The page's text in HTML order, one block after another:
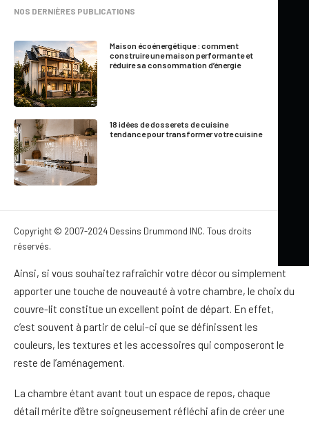
NOS DERNIÈRES PUBLICATIONS
Maison écoénergétique : comment
construire une maison performante et
réduire sa consommation d’énergie
18 idées de dosserets de cuisine
tendance pour transformer votre cuisine
Copyright © 2007-2024 Dessins Drummond INC. Tous droits
réservés.
11 Minutes | Mis à jour le 20 juin 2026
Comment choisir un couvre-lit
pour une chambre
harmonieuse?
Le couvre-lit est souvent l’élément qui donne le ton à toute la
texturé ou inspiré du style scandinave, il influence
immédiatement l’ambiance de la pièce.
Ainsi, si vous souhaitez rafraîchir votre décor ou simplement
apporter une touche de nouveauté à votre chambre, le choix du
couvre-lit constitue un excellent point de départ. En effet,
c’est souvent à partir de celui-ci que se définissent les
couleurs, les textures et les accessoires qui composeront le
reste de l’aménagement.
La chambre étant avant tout un espace de repos, chaque
détail mérite d’être soigneusement réfléchi afin de créer une